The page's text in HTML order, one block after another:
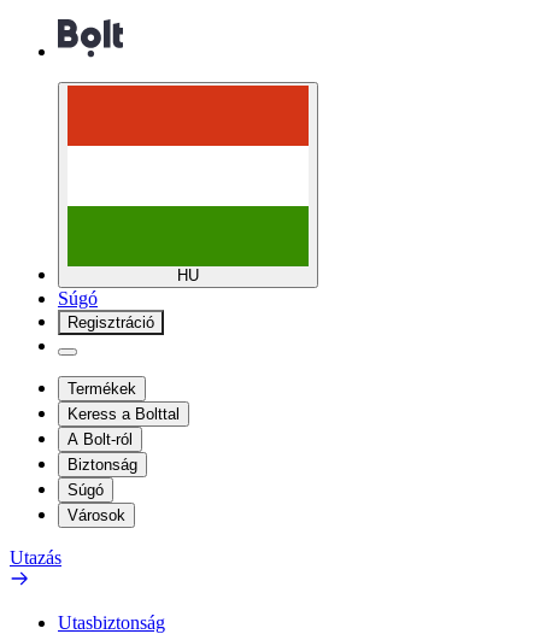
HU
Súgó
Regisztráció
Termékek
Keress a Bolttal
A Bolt-ról
Biztonság
Súgó
Városok
Utazás
Utasbiztonság